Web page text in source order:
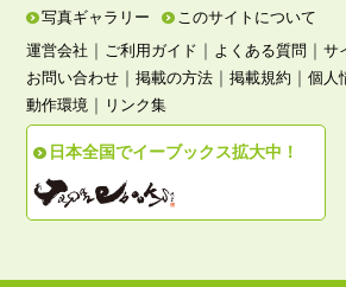
写真ギャラリー
このサイトについて
運営会社 ｜ ご利用ガイド ｜ よくある質問 ｜サ
お問い合わせ ｜掲載の方法 ｜掲載規約 ｜個人
動作環境 ｜ リンク集
日本全国でイーブックス拡大中！